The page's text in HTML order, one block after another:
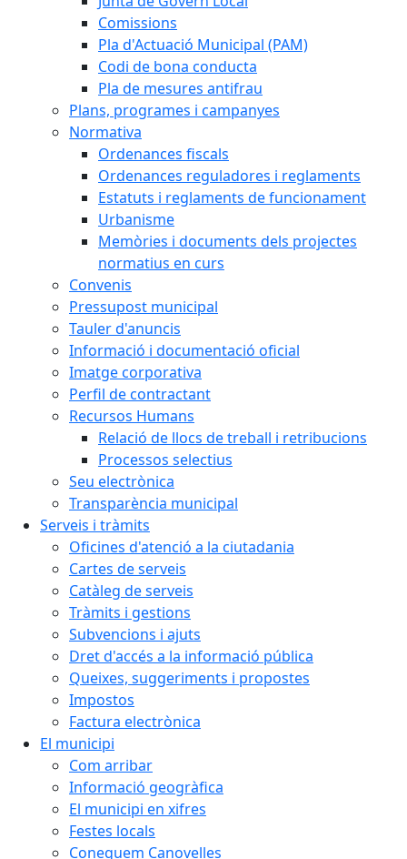
Comissions
Pla d'Actuació Municipal (PAM)
Codi de bona conducta
Pla de mesures antifrau
Plans, programes i campanyes
Normativa
Ordenances fiscals
Ordenances reguladores i reglaments
Estatuts i reglaments de funcionament
Urbanisme
Memòries i documents dels projectes
normatius en curs
Convenis
Pressupost municipal
Tauler d'anuncis
Informació i documentació oficial
Imatge corporativa
Perfil de contractant
Recursos Humans
Relació de llocs de treball i retribucions
Processos selectius
Seu electrònica
Transparència municipal
Serveis i tràmits
Oficines d'atenció a la ciutadania
Cartes de serveis
Catàleg de serveis
Tràmits i gestions
Subvencions i ajuts
Dret d'accés a la informació pública
Queixes, suggeriments i propostes
Impostos
Factura electrònica
El municipi
Com arribar
Informació geogràfica
El municipi en xifres
Festes locals
Coneguem Canovelles